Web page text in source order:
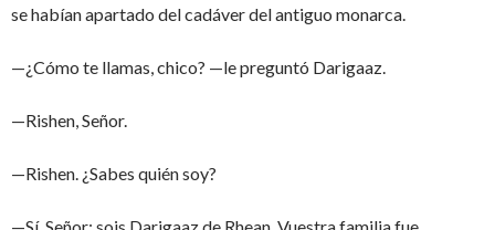
se habían apartado del cadáver del antiguo monarca.
—¿Cómo te llamas, chico? —le preguntó Darigaaz.
—Rishen, Señor.
—Rishen. ¿Sabes quién soy?